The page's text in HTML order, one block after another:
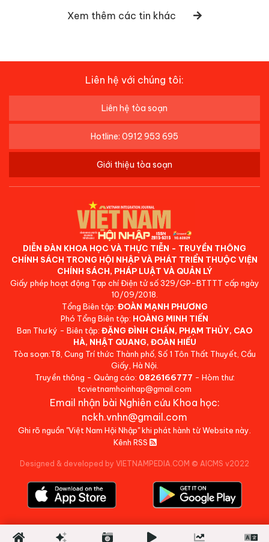
Xem thêm các tin khác
Liên hệ với chúng tôi:
Liên hệ tòa soạn
Hotline: 0912 953 695
Giới thiệu tòa soạn
DIỄN ĐÀN KHOA HỌC VÀ THỰC TIỄN - TRUYỀN THÔNG
CHÍNH SÁCH TRONG HỘI NHẬP VÀ PHÁT TRIỂN THUỘC VIỆN
CHÍNH SÁCH, PHÁP LUẬT VÀ QUẢN LÝ
Giấy phép hoạt động Tạp chí Điện tử số 329/GP-BTTTT cấp ngày
10/09/2018.
Tổng Biên tập: ĐOÀN MẠNH PHƯƠNG
Phó Tổng Biên tập: HOÀNG MINH TIẾN
Ban Thư ký - Biên tập: ĐẶNG ĐÌNH CHẤN, PHẠM THỦY, CAO
HÀ, NHẬT QUANG, ĐOÀN HIẾU
Tòa soạn:T8, Cung Trí thức Thành phố, Số 1 Tôn Thất Thuyết, Cầu
Giấy, Hà Nội.
Truyền thông - Quảng cáo: 0826166777 - Hòm thư:
tcvietnamhoinhap@gmail.com
Email nhận bài Nghiên cứu Khoa học:
nckh.vnhn@gmail.com
Ghi rõ nguồn "Việt Nam Hội Nhập" khi phát hành từ Website này.
Kênh RSS
Designed & developed by VIETNAMPEDIA.COM © AICMS v2022